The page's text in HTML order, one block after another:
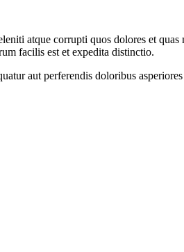
atque corrupti quos dolores et
facilis est et expedita distinctio.
aut perferendis doloribus